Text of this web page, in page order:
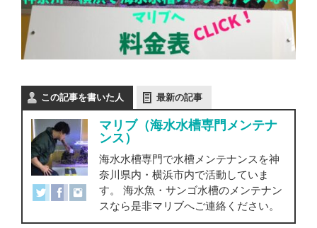
この記事を書いた人 最新の記事
マリブ（海水水槽専門メンテナ
ンス）
海水水槽専門で水槽メンテナンスを神
奈川県内・横浜市内で活動していま
す。 海水魚・サンゴ水槽のメンテナン
スなら是非マリブへご連絡ください。